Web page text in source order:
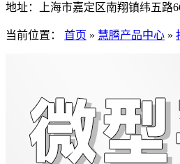
地址： 上海市嘉定区南翔镇纬五路
当前位置： 首页 » 慧腾产品中心 »